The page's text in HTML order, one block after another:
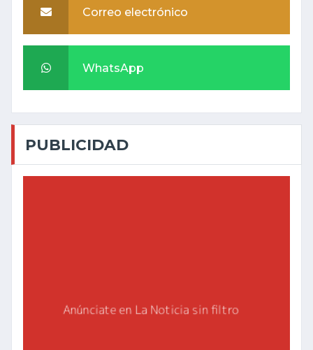
Correo electrónico
WhatsApp
PUBLICIDAD